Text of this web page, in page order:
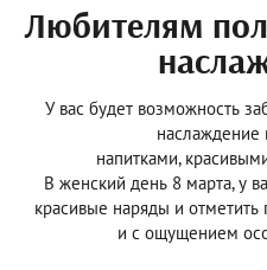
Любителям
У вас будет возможность
наслаждение
напитками,
В женский день 8 марта, у
красивые наряды и отметить
и с ощущением